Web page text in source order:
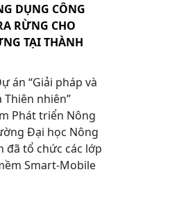
DỤNG CÔNG
RỪNG CHO
TẠI THÀNH
án “Giải pháp và
nhiên”
Phát triển Nông
Đại học Nông
đã tổ chức các lớp
Smart-Mobile